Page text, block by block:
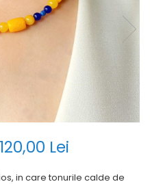
120,00 Lei
in care tonurile calde de